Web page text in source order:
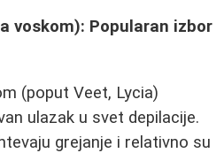
voskom): Popularan izbor
(poput Veet, Lycia)
ulazak u svet depilacije.
grejanje i relativno su